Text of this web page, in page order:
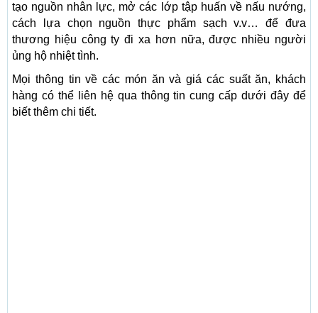
tạo nguồn nhân lực, mở các lớp tập huấn về nấu nướng,
cách lựa chọn nguồn thực phẩm sạch v.v… để đưa
thương hiệu công ty đi xa hơn nữa, được nhiều người
ủng hộ nhiệt tình.
Mọi thông tin về các món ăn và giá các suất ăn, khách
hàng có thể liên hệ qua thông tin cung cấp dưới đây để
biết thêm chi tiết.